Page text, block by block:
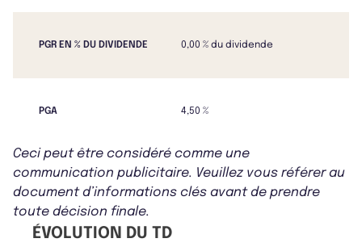
PGR EN % DU DIVIDENDE 0,00 % du dividende
PGA 4,50 %
Ceci peut être considéré comme une
communication publicitaire. Veuillez vous référer au
document d’informations clés avant de prendre
toute décision finale.
ÉVOLUTION DU TD